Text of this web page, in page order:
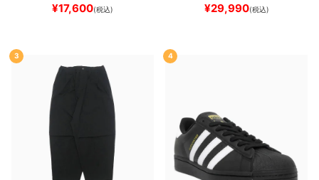
¥17,600(税込) ¥29,990(税込)
3 4